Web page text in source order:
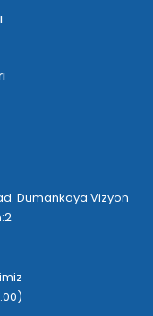
Dumankaya Vizyon